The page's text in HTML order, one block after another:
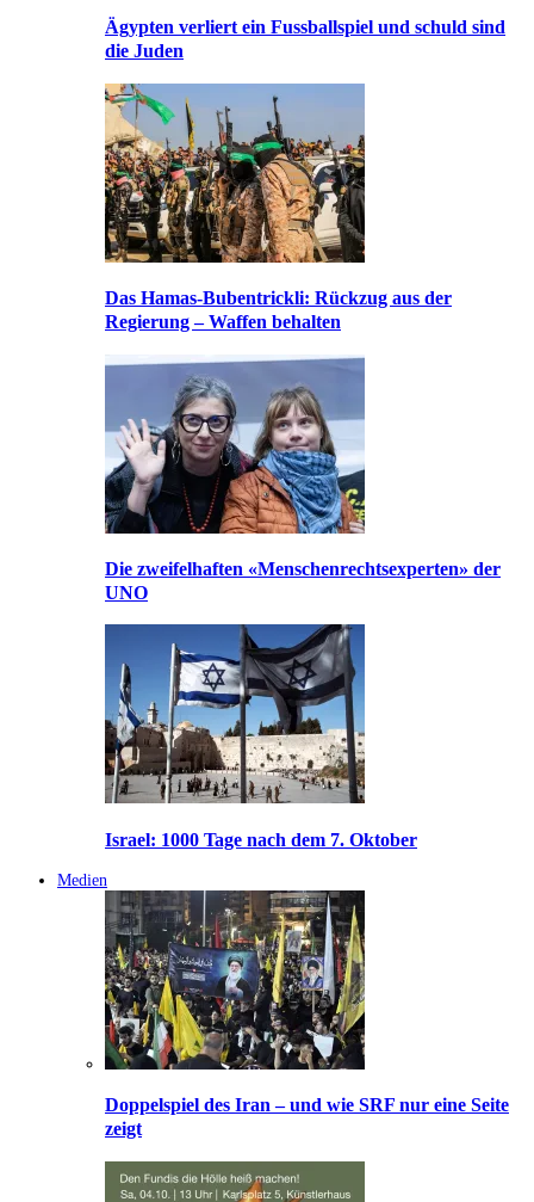
Ägypten verliert ein Fussballspiel und schuld sind
die Juden
Das Hamas-Bubentrickli: Rückzug aus der
Regierung – Waffen behalten
Die zweifelhaften «Menschenrechtsexperten» der
UNO
Israel: 1000 Tage nach dem 7. Oktober
Medien
Doppelspiel des Iran – und wie SRF nur eine Seite
zeigt